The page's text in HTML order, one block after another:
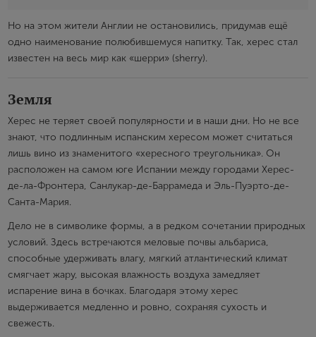
Но на этом жители Англии не остановились, придумав ещё
одно наименование полюбившемуся напитку. Так, херес стал
известен на весь мир как «шерри» (sherry).
Земля
Херес не теряет своей популярности и в наши дни. Но не все
знают, что подлинным испанским хересом может считаться
лишь вино из знаменитого «хересного треугольника». Он
расположен на самом юге Испании между городами Херес-
де-ла-Фронтера, Санлукар-де-Баррамеда и Эль-Пуэрто-де-
Санта-Мария.
Дело не в символике формы, а в редком сочетании природных
условий. Здесь встречаются меловые почвы альбариса,
способные удерживать влагу, мягкий атлантический климат
смягчает жару, высокая влажность воздуха замедляет
испарение вина в бочках. Благодаря этому херес
выдерживается медленно и ровно, сохраняя сухость и
свежесть.